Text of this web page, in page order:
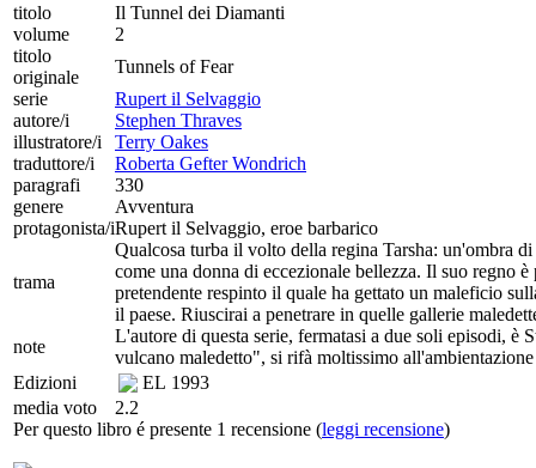
titolo
Il Tunnel dei Diamanti
volume
2
titolo
originale
Tunnels of Fear
serie
Rupert il Selvaggio
autore/i
Stephen Thraves
illustratore/i
Terry Oakes
traduttore/i
Roberta Gefter Wondrich
paragrafi
330
genere
Avventura
protagonista/iRupert il Selvaggio, eroe barbarico
trama
Qualcosa turba il volto della regina Tarsha: un'ombra
come una donna di eccezionale bellezza. Il suo regno
pretendente respinto il quale ha gettato un maleficio
il paese. Riuscirai a penetrare in quelle gallerie
note
L'autore di questa serie, fermatasi a due soli episodi, è
vulcano maledetto", si rifà moltissimo
Edizioni
EL 1993
media voto
2.2
Per questo libro é presente 1 recensione (leggi recensione)